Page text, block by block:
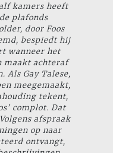
kamers heeft
plafonds
door Foos
bespiedt hij
wanneer het
maakt achteraf
Als Gay Talese,
meegemaakt,
tekent,
complot. Dat
afspraak
op naar
ontvangt,